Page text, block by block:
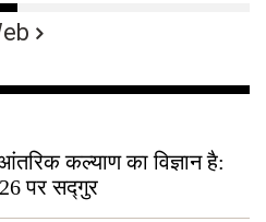
कल्याण का विज्ञान है:
पर सद्गुर